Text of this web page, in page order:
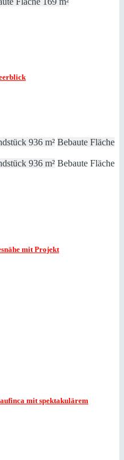
936 m² Bebaute Fläche
936 m² Bebaute Fläche
mit Projekt
mit spektakulärem